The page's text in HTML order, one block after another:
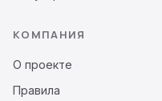
КОМПАНИЯ
О проекте
Правила